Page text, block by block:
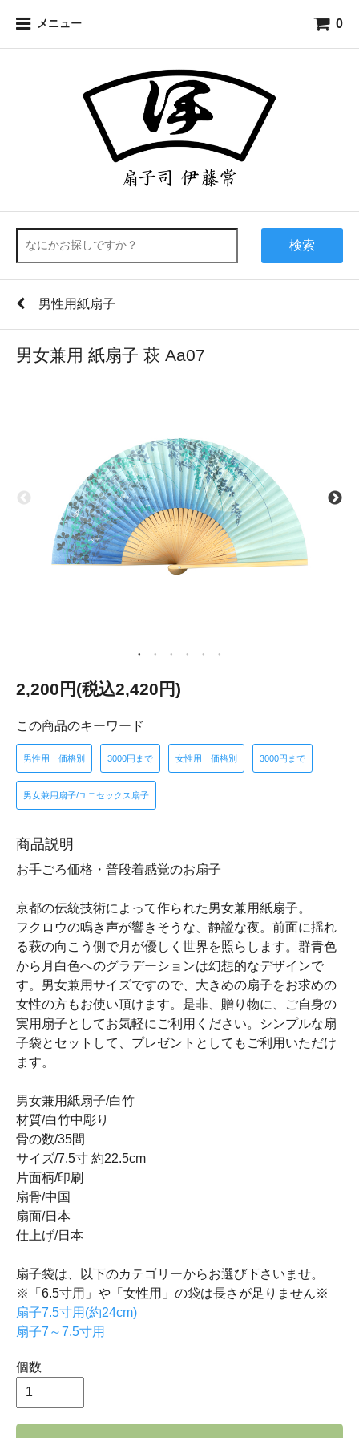
メニュー 0
検索
男性用紙扇子
男女兼用 紙扇子 萩 Aa07
2,200円(税込2,420円)
この商品のキーワード
男性用 価格別 3000円まで 女性用 価格別 3000円まで
男女兼用扇子/ユニセックス扇子
商品説明
お手ごろ価格・普段着感覚のお扇子
京都の伝統技術によって作られた男女兼用紙扇子。
フクロウの鳴き声が響きそうな、静謐な夜。前面に揺れ
る萩の向こう側で月が優しく世界を照らします。群青色
から月白色へのグラデーションは幻想的なデザインで
す。男女兼用サイズですので、大きめの扇子をお求めの
女性の方もお使い頂けます。是非、贈り物に、ご自身の
実用扇子としてお気軽にご利用ください。シンプルな扇
子袋とセットして、プレゼントとしてもご利用いただけ
ます。
男女兼用紙扇子/白竹
材質/白竹中彫り
骨の数/35間
サイズ/7.5寸 約22.5cm
片面柄/印刷
扇骨/中国
扇面/日本
仕上げ/日本
扇子袋は、以下のカテゴリーからお選び下さいませ。
※「6.5寸用」や「女性用」の袋は長さが足りません※
扇子7.5寸用(約24cm)
扇子7～7.5寸用
個数